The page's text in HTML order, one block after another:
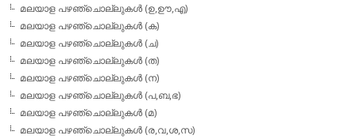
മലയാള പഴഞ്ചൊല്ലുകള്‍ (ഉ,ഊ,എ)
മലയാള പഴഞ്ചൊല്ലുകള്‍ (ക)
മലയാള പഴഞ്ചൊല്ലുകള്‍ (ച)
മലയാള പഴഞ്ചൊല്ലുകള്‍ (ത)
മലയാള പഴഞ്ചൊല്ലുകള്‍ (ന)
മലയാള പഴഞ്ചൊല്ലുകള്‍ (പ,ബ,ഭ)
മലയാള പഴഞ്ചൊല്ലുകള്‍ (മ)
മലയാള പഴഞ്ചൊല്ലുകള്‍ (ര,വ,ശ,സ)